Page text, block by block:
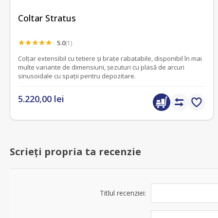
Coltar Stratus
5.0(1)
Colțar extensibil cu tetiere și brațe rabatabile, disponibil în mai
multe variante de dimensiuni, șezuturi cu plasă de arcuri
sinusoidale cu spații pentru depozitare.
5.220,00 lei
Scrieți propria ta recenzie
Titlul recenziei: